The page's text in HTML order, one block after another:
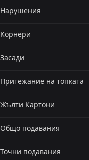
Нарушения
Корнери
Засади
Притежание на топката
Жълти Картони
Общо подавания
Точни подавания